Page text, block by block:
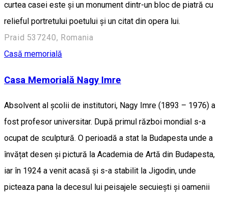
curtea casei este şi un monument dintr-un bloc de piatră cu
relieful portretului poetului şi un citat din opera lui.
Praid 537240, Romania
Casă memorială
Casa Memorială Nagy Imre
Absolvent al școlii de institutori, Nagy Imre (1893 – 1976) a
fost profesor universitar. După primul război mondial s-a
ocupat de sculptură. O perioadă a stat la Budapesta unde a
învățat desen și pictură la Academia de Artă din Budapesta,
iar în 1924 a venit acasă și s-a stabilit la Jigodin, unde
picteaza pana la decesul lui peisajele secuiești și oamenii